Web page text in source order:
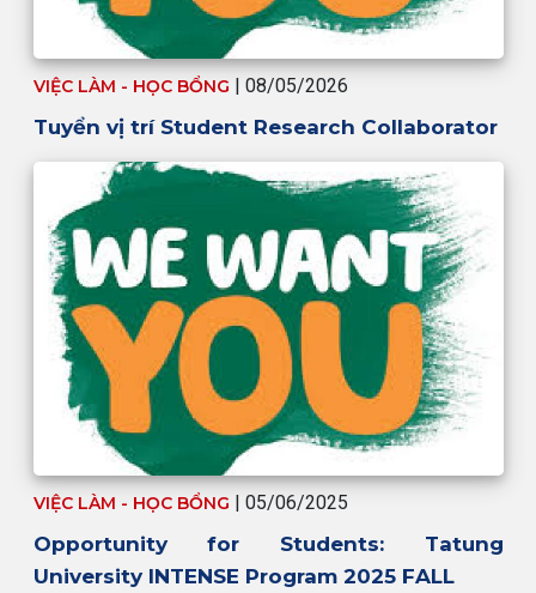
VIỆC LÀM - HỌC BỔNG | 08/05/2026
Tuyển vị trí Student Research Collaborator
VIỆC LÀM - HỌC BỔNG | 05/06/2025
Opportunity for Students: Tatung
University INTENSE Program 2025 FALL